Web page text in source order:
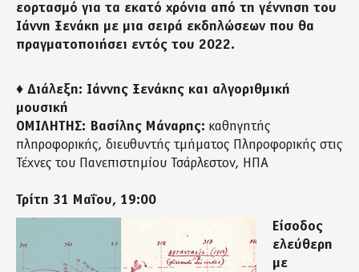
εορτασμό για τα εκατό χρόνια από τη γέννηση του
Ιάννη Ξενάκη με μια σειρά εκδηλώσεων που θα
πραγματοποιήσει εντός του 2022.
♦ Διάλεξη: Ιάννης Ξενάκης και αλγοριθμική
μουσική
ΟΜΙΛΗΤΗΣ: Βασίλης Μάναρης: καθηγητής
πληροφορικής, διευθυντής τμήματος Πληροφορικής στις
Τέχνες του Πανεπιστημίου Τσάρλεστον, ΗΠΑ
Τρίτη 31 Μαΐου, 19:00
Είσοδος
ελεύθερη
με